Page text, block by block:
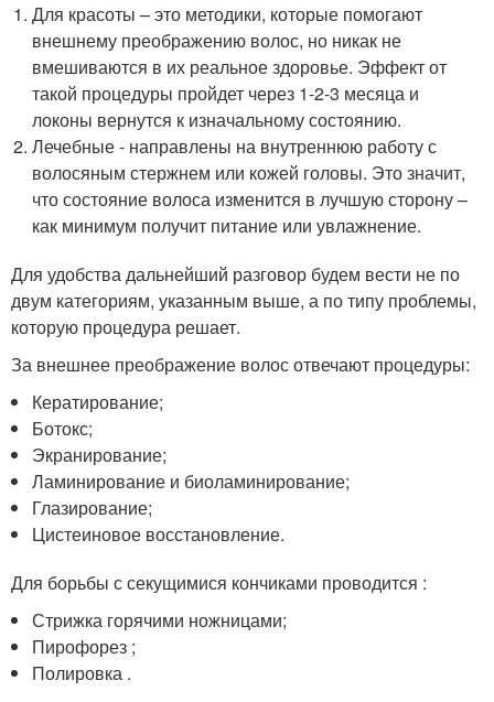
Для красоты – это методики, которые помогают
внешнему преображению волос, но никак не
вмешиваются в их реальное здоровье. Эффект от
такой процедуры пройдет через 1-2-3 месяца и
локоны вернутся к изначальному состоянию.
Лечебные - направлены на внутреннюю работу с
волосяным стержнем или кожей головы. Это значит,
что состояние волоса изменится в лучшую сторону –
как минимум получит питание или увлажнение.
Для удобства дальнейший разговор будем вести не по
двум категориям, указанным выше, а по типу проблемы,
которую процедура решает.
За внешнее преображение волос отвечают процедуры:
Кератирование;
Ботокс;
Экранирование;
Ламинирование и биоламинирование;
Глазирование;
Цистеиновое восстановление.
Для борьбы с секущимися кончиками проводится :
Стрижка горячими ножницами;
Пирофорез ;
Полировка .